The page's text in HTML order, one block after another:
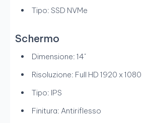
Tipo: SSD NVMe
Schermo
Dimensione: 14"
Risoluzione: Full HD 1920 x 1080
Tipo: IPS
Finitura: Antiriflesso